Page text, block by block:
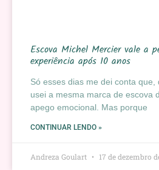
Escova Michel Mercier vale a
experiência após 10 anos
Só esses dias me dei conta
usei a mesma marca de escova
apego emocional. Mas porque
CONTINUAR LENDO »
Andreza Goulart 17 de dezembro